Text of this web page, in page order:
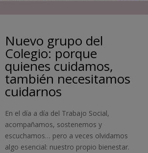
Nuevo grupo del
Colegio: porque
quienes cuidamos,
también necesitamos
cuidarnos
En el día a día del Trabajo Social,
acompañamos, sostenemos y
escuchamos… pero a veces olvidamos
algo esencial: nuestro propio bienestar.